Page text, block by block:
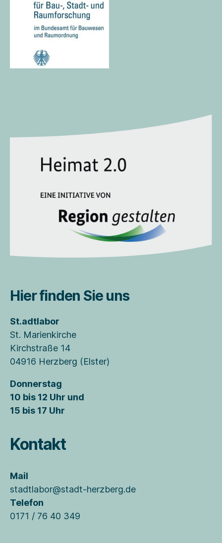
Hier finden Sie uns
St.adtlabor
St. Marienkirche
Kirchstraße 14
04916 Herzberg (Elster)
Donnerstag
10 bis 12 Uhr und
15 bis 17 Uhr
Kontakt
Mail
stadtlabor@stadt-herzberg.de
Telefon
0171 / 76 40 349